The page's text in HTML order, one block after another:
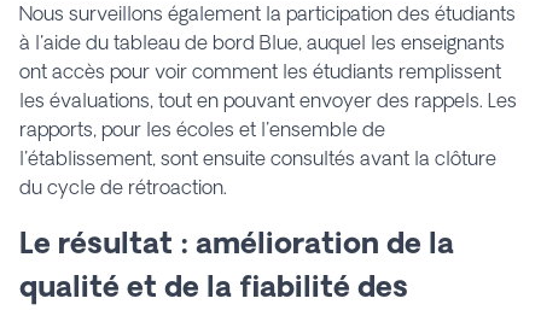
Nous surveillons également la participation des étudiants
à l'aide du tableau de bord Blue, auquel les enseignants
ont accès pour voir comment les étudiants remplissent
les évaluations, tout en pouvant envoyer des rappels. Les
rapports, pour les écoles et l'ensemble de
l'établissement, sont ensuite consultés avant la clôture
du cycle de rétroaction.
Le résultat : amélioration de la
qualité et de la fiabilité des